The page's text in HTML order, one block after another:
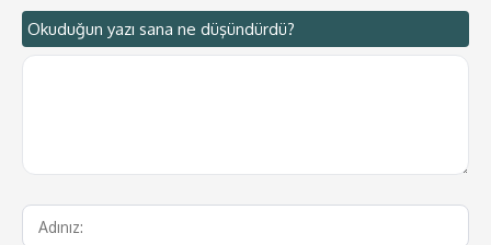
Okuduğun yazı sana ne düşündürdü?